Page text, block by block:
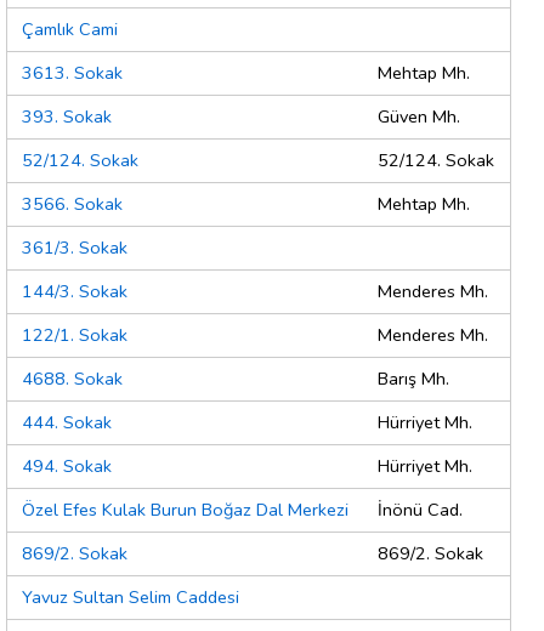
Çamlık Cami
3613. Sokak
Mehtap Mh.
393. Sokak
Güven Mh.
52/124. Sokak
52/124. Sokak
3566. Sokak
Mehtap Mh.
361/3. Sokak
144/3. Sokak
Menderes Mh.
122/1. Sokak
Menderes Mh.
4688. Sokak
Barış Mh.
444. Sokak
Hürriyet Mh.
494. Sokak
Hürriyet Mh.
Özel Efes Kulak Burun Boğaz Dal Merkezi
İnönü Cad.
869/2. Sokak
869/2. Sokak
Yavuz Sultan Selim Caddesi